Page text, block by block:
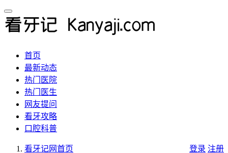
首页
最新动态
热门医院
热门医生
网友提问
看牙攻略
口腔科普
登录 注册
看牙记网首页